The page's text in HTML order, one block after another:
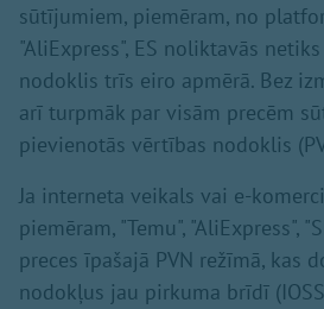
sūtījumiem, piemēram, no
"AliExpress", ES noliktavās
nodoklis trīs eiro apmērā. Bez
arī turpmāk par visām precēm
pievienotās vērtības nodoklis
Ja interneta veikals vai e-
piemēram, "Temu", "AliExpress",
preces īpašajā PVN režīmā, kas
nodokļus jau pirkuma brīdī